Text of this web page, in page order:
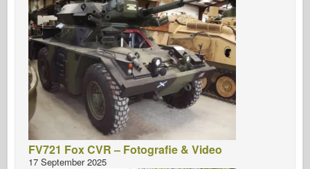
FV721 Fox CVR – Fotografie & Video
17 September 2025